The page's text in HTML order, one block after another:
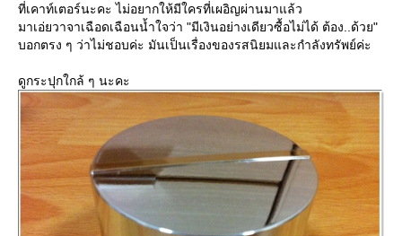
ที่เคาท์เตอร์นะคะ ไม่อยากให้มีใครที่เผอิญผ่านมาแล้ว
มาเอ่ยวาจาเฉือดเฉือนน้ำใจว่า "มีเงินอย่างเดียวซื้อไม่ได้ ต้อง..ด้วย"
บอกตรง ๆ ว่าไม่ชอบค่ะ มันเป็นเรื่องของรสนิยมและกำลังทรัพย์ค่ะ
ดูกระปุกใกล้ ๆ นะคะ